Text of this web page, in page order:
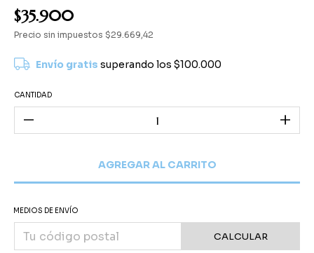
$35.900
Precio sin impuestos $29.669,42
Envío gratissuperando los$100.000
CANTIDAD
MEDIOS DE ENVÍO
CALCULAR